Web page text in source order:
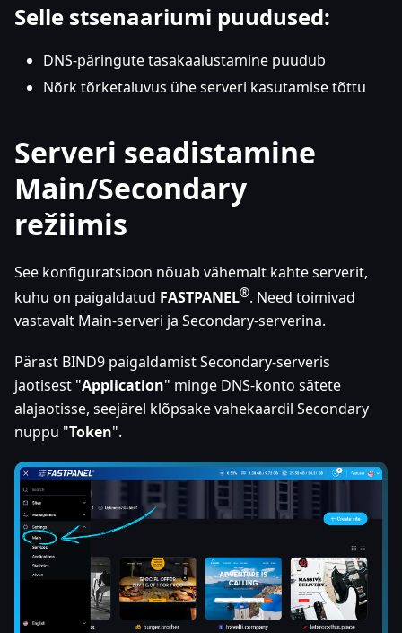
Selle stsenaariumi puudused:
DNS-päringute tasakaalustamine puudub
Nõrk tõrketaluvus ühe serveri kasutamise tõttu
Serveri seadistamine
Main/Secondary
režiimis
See konfiguratsioon nõuab vähemalt kahte serverit,
kuhu on paigaldatud FASTPANEL®. Need toimivad
vastavalt Main-serveri ja Secondary-serverina.
Pärast BIND9 paigaldamist Secondary-serveris
jaotisest "Application" minge DNS-konto sätete
alajaotisse, seejärel klõpsake vahekaardil Secondary
nuppu "Token".